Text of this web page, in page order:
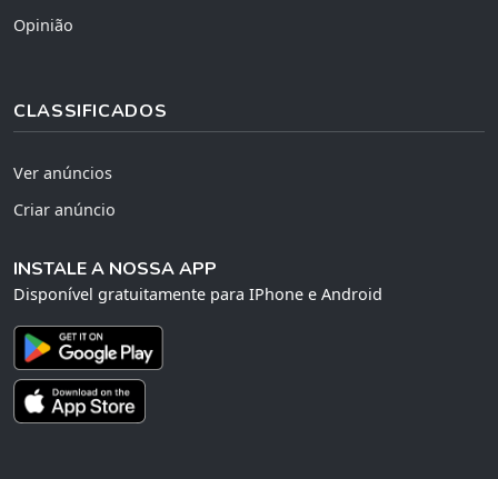
Opinião
CLASSIFICADOS
Ver anúncios
Criar anúncio
INSTALE A NOSSA APP
Disponível gratuitamente para IPhone e Android